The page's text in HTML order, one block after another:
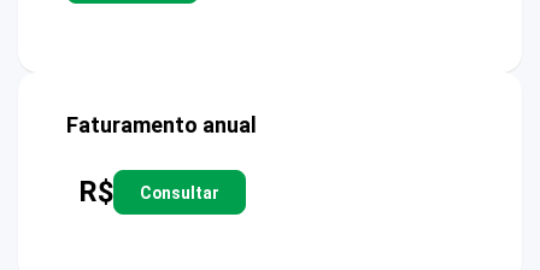
Faturamento anual
R$ Consultar